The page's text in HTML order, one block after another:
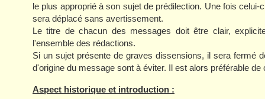
le plus approprié à son sujet de prédilection. Une fois
sera déplacé sans avertissement.
Le titre de chacun des messages doit être clair,
l'ensemble des rédactions.
Si un sujet présente de graves dissensions, il sera fermé
d'origine du message sont à éviter. Il est alors préférable
Aspect historique et introduction :